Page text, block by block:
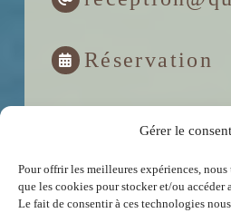
Gérer le
Pour offrir les meilleures expériences,
que les cookies pour stocker et/ou
Le fait de consentir à ces technologies
Réservation
Horaires
7h à 22h
et le weekend de 7h